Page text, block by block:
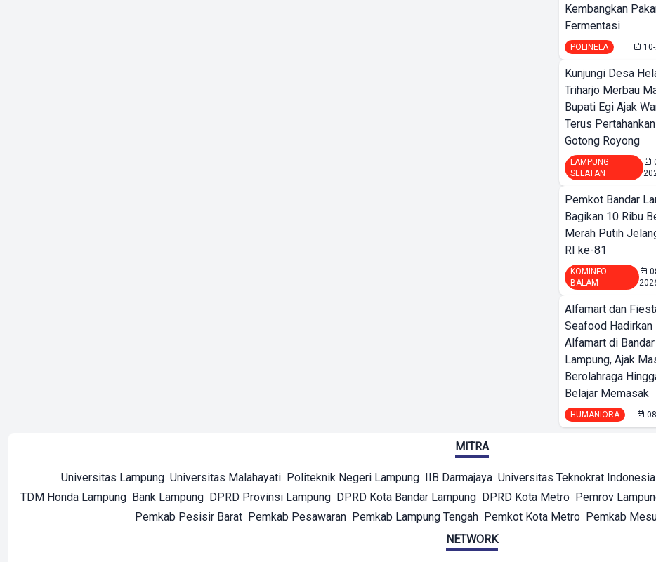
Kembangkan
Fermentasi
POLINELA
Kunjungi Desa
Triharjo Merbau
Bupati Egi Ajak
Terus
Gotong Royong
LAMPUNG
SELATAN
Pemkot Bandar
Bagikan 10 Ribu
Merah Putih
RI ke-81
KOMINFO
BALAM
Alfamart dan
Seafood Hadirkan
Alfamart di Bandar
Lampung, Ajak
Berolahraga
Belajar Memasak
HUMANIORA
MITRA
Universitas Lampung Universitas Malahayati Politeknik Negeri Lampung IIB Darmajaya Universitas Teknokrat Indonesia
TDM Honda Lampung Bank Lampung DPRD Provinsi Lampung DPRD Kota Bandar Lampung DPRD Kota Metro Pemrov
Pemkab Pesisir Barat Pemkab Pesawaran Pemkab Lampung Tengah Pemkot Kota Metro Pemkab
NETWORK